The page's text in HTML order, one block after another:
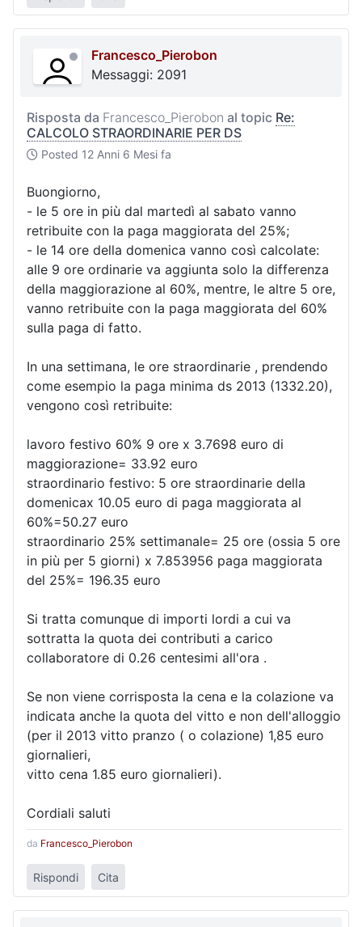
Francesco_Pierobon
Messaggi: 2091
Risposta da Francesco_Pierobon al topic Re:
CALCOLO STRAORDINARIE PER DS
Posted 12 Anni 6 Mesi fa
Buongiorno,
- le 5 ore in più dal martedì al sabato vanno
retribuite con la paga maggiorata del 25%;
- le 14 ore della domenica vanno così calcolate:
alle 9 ore ordinarie va aggiunta solo la differenza
della maggiorazione al 60%, mentre, le altre 5 ore,
vanno retribuite con la paga maggiorata del 60%
sulla paga di fatto.
In una settimana, le ore straordinarie , prendendo
come esempio la paga minima ds 2013 (1332.20),
vengono così retribuite:
lavoro festivo 60% 9 ore x 3.7698 euro di
maggiorazione= 33.92 euro
straordinario festivo: 5 ore straordinarie della
domenicax 10.05 euro di paga maggiorata al
60%=50.27 euro
straordinario 25% settimanale= 25 ore (ossia 5 ore
in più per 5 giorni) x 7.853956 paga maggiorata
del 25%= 196.35 euro
Si tratta comunque di importi lordi a cui va
sottratta la quota dei contributi a carico
collaboratore di 0.26 centesimi all'ora .
Se non viene corrisposta la cena e la colazione va
indicata anche la quota del vitto e non dell'alloggio
(per il 2013 vitto pranzo ( o colazione) 1,85 euro
giornalieri,
vitto cena 1.85 euro giornalieri).
Cordiali saluti
da Francesco_Pierobon
Rispondi Cita